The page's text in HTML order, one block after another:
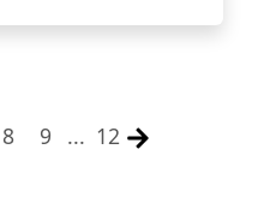
8 9 ... 12